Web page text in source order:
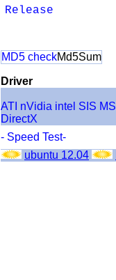
Release
MD5 checkMd5Sum
Driver
ATI nVidia intel SIS MSI
DirectX
- Speed Test-
ubuntu 12.04